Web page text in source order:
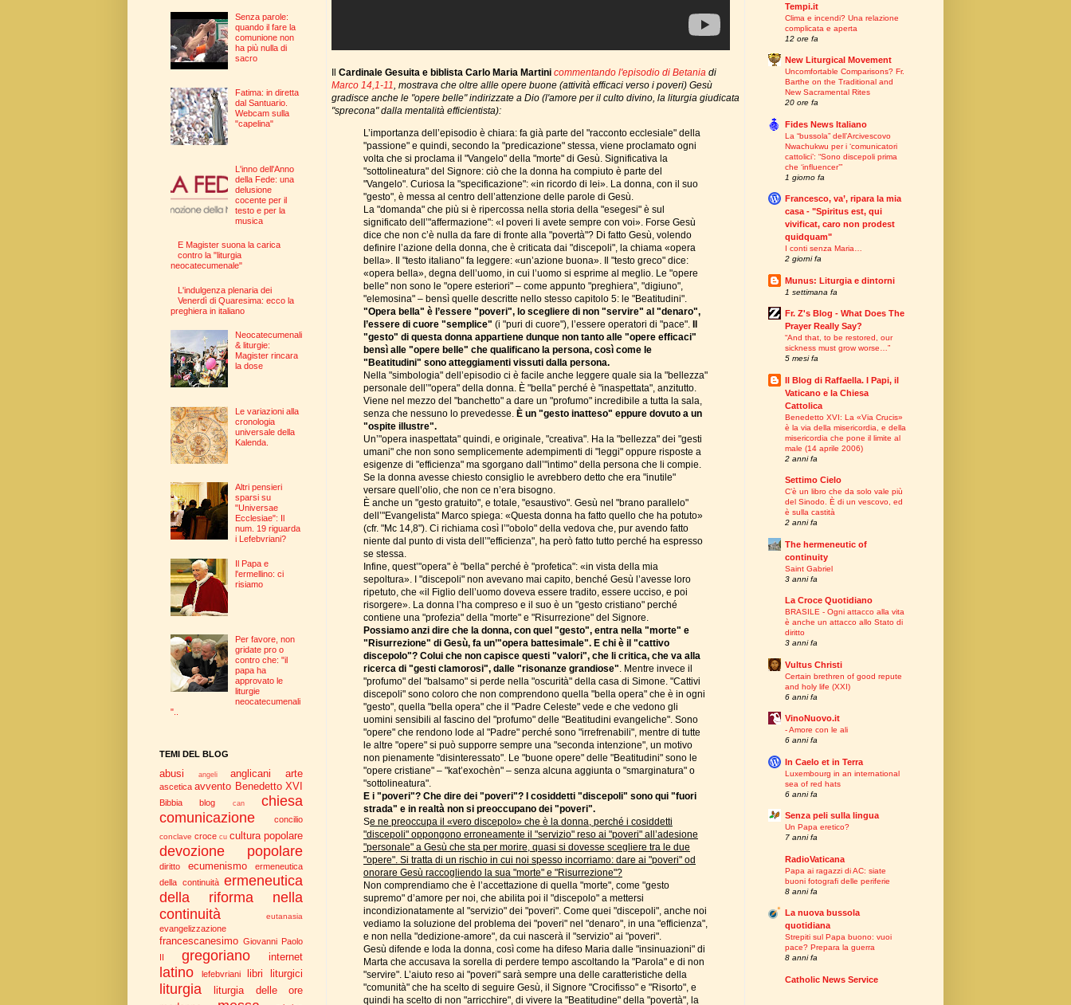
Il Cardinale Gesuita e biblista Carlo Maria Martini commentando l'episodio di Betania di
Marco 14,1-11 , mostrava che oltre allle opere buone (attività efficaci verso i poveri) Gesù
gradisce anche le "opere belle" indirizzate a Dio (l'amore per il culto divino, la liturgia giudicata
"sprecona" dalla mentalità efficientista):
L’importanza dell’episodio è chiara: fa già parte del "racconto ecclesiale" della
"passione" e quindi, secondo la "predicazione" stessa, viene proclamato ogni
volta che si proclama il "Vangelo" della "morte" di Gesù. Significativa la
"sottolineatura" del Signore: ciò che la donna ha compiuto è parte del
"Vangelo". Curiosa la "specificazione": «in ricordo di lei». La donna, con il suo
"gesto", è messa al centro dell’attenzione delle parole di Gesù.
La "domanda" che più si è ripercossa nella storia della "esegesi" è sul
significato dell’"affermazione": «I poveri li avete sempre con voi». Forse Gesù
dice che non c’è nulla da fare di fronte alla "povertà"? Di fatto Gesù, volendo
definire l’azione della donna, che è criticata dai "discepoli", la chiama «opera
bella». Il "testo italiano" fa leggere: «un’azione buona». Il "testo greco" dice:
«opera bella», degna dell’uomo, in cui l’uomo si esprime al meglio. Le "opere
belle" non sono le "opere esteriori" – come appunto "preghiera", "digiuno",
"elemosina" – bensì quelle descritte nello stesso capitolo 5: le "Beatitudini".
"Opera bella" è l’essere "poveri", lo scegliere di non "servire" al "denaro",
l’essere di cuore "semplice" (i "puri di cuore"), l’essere operatori di "pace". Il
"gesto" di questa donna appartiene dunque non tanto alle "opere efficaci"
bensì alle "opere belle" che qualificano la persona, così come le
"Beatitudini" sono atteggiamenti vissuti dalla persona.
Nella "simbologia" dell’episodio ci è facile anche leggere quale sia la "bellezza"
personale dell’"opera" della donna. È "bella" perché è "inaspettata", anzitutto.
Viene nel mezzo del "banchetto" a dare un "profumo" incredibile a tutta la sala,
senza che nessuno lo prevedesse. È un "gesto inatteso" eppure dovuto a un
"ospite illustre".
Un’"opera inaspettata" quindi, e originale, "creativa". Ha la "bellezza" dei "gesti
umani" che non sono semplicemente adempimenti di "leggi" oppure risposte a
esigenze di "efficienza" ma sgorgano dall’"intimo" della persona che li compie.
Se la donna avesse chiesto consiglio le avrebbero detto che era "inutile"
versare quell’olio, che non ce n’era bisogno.
È anche un "gesto gratuito", e totale, "esaustivo". Gesù nel "brano parallelo"
dell’"Evangelista" Marco spiega: «Questa donna ha fatto quello che ha potuto»
(cfr. "Mc 14,8"). Ci richiama così l’"obolo" della vedova che, pur avendo fatto
niente dal punto di vista dell’"efficienza", ha però fatto tutto perché ha espresso
se stessa.
Infine, quest’"opera" è "bella" perché è "profetica": «in vista della mia
sepoltura». I "discepoli" non avevano mai capito, benché Gesù l’avesse loro
ripetuto, che «il Figlio dell’uomo doveva essere tradito, essere ucciso, e poi
risorgere». La donna l’ha compreso e il suo è un "gesto cristiano" perché
contiene una "profezia" della "morte" e "Risurrezione" del Signore.
Possiamo anzi dire che la donna, con quel "gesto", entra nella "morte" e
"Risurrezione" di Gesù, fa un’"opera battesimale". E chi è il "cattivo
discepolo"? Colui che non capisce questi "valori", che li critica, che va alla
ricerca di "gesti clamorosi", dalle "risonanze grandiose" . Mentre invece il
"profumo" del "balsamo" si perde nella "oscurità" della casa di Simone. "Cattivi
discepoli" sono coloro che non comprendono quella "bella opera" che è in ogni
"gesto", quella "bella opera" che il "Padre Celeste" vede e che vedono gli
uomini sensibili al fascino del "profumo" delle "Beatitudini evangeliche". Sono
"opere" che rendono lode al "Padre" perché sono "irrefrenabili", mentre di tutte
le altre "opere" si può supporre sempre una "seconda intenzione", un motivo
non pienamente "disinteressato". Le "buone opere" delle "Beatitudini" sono le
"opere cristiane" – "kat’exochèn" – senza alcuna aggiunta o "smarginatura" o
"sottolineatura".
E i "poveri"? Che dire dei "poveri"? I cosiddetti "discepoli" sono qui "fuori
strada" e in realtà non si preoccupano dei "poveri".
Se ne preoccupa il «vero discepolo» che è la donna, perché i cosiddetti
"discepoli" oppongono erroneamente il "servizio" reso ai "poveri" all’adesione
"personale" a Gesù che sta per morire, quasi si dovesse scegliere tra le due
"opere". Si tratta di un rischio in cui noi spesso incorriamo: dare ai "poveri" od
onorare Gesù raccogliendo la sua "morte" e "Risurrezione"?
Non comprendiamo che è l’accettazione di quella "morte", come "gesto
supremo" d’amore per noi, che abilita poi il "discepolo" a mettersi
incondizionatamente al "servizio" dei "poveri". Come quei "discepoli", anche noi
vediamo la soluzione del problema dei "poveri" nel "denaro", in una "efficienza",
e non nella "dedizione-amore", da cui nascerà il "servizio" ai "poveri".
Gesù difende e loda la donna, così come ha difeso Maria dalle "insinuazioni" di
Marta che accusava la sorella di perdere tempo ascoltando la "Parola" e di non
"servire". L’aiuto reso ai "poveri" sarà sempre una delle caratteristiche della
"comunità" che ha scelto di seguire Gesù, il Signore "Crocifisso" e "Risorto", e
quindi ha scelto di non "arricchire", di vivere la "Beatitudine" della "povertà", la
Senza parole:
quando il fare la
comunione non
ha più nulla di
sacro
Fatima: in diretta
dal Santuario.
Webcam sulla
"capelina"
L'inno dell'Anno
della Fede: una
delusione
cocente per il
testo e per la
musica
E Magister suona la carica
contro la "liturgia
neocatecumenale"
L'indulgenza plenaria dei
Venerdì di Quaresima: ecco la
preghiera in italiano
Neocatecumenali
& liturgie:
Magister rincara
la dose
Le variazioni alla
cronologia
universale della
Kalenda.
Altri pensieri
sparsi su
"Universae
Ecclesiae": Il
num. 19 riguarda
i Lefebvriani?
Il Papa e
l'ermellino: ci
risiamo
Per favore, non
gridate pro o
contro che: "il
papa ha
approvato le
liturgie
neocatecumenali
"..
TEMI DEL BLOG
abusi angeli anglicani arte
ascetica avvento Benedetto XVI
Bibbia blog can
chiesa
comunicazione
concilio
conclave croce cu cultura popolare
devozione popolare
diritto ecumenismo
ermeneutica
della continuità ermeneutica
della riforma nella
continuità
eutanasia
evangelizzazione
francescanesimo Giovanni Paolo
II
gregoriano internet
latino lefebvriani libri liturgici
liturgia
liturgia delle ore
Tempi.it
Clima e incendi? Una relazione
complicata e aperta
12 ore fa
New Liturgical Movement
Uncomfortable Comparisons? Fr.
Barthe on the Traditional and
New Sacramental Rites
20 ore fa
Fides News Italiano
La “bussola” dell’Arcivescovo
Nwachukwu per i ‘comunicatori
cattolici’: “Sono discepoli prima
che ‘influencer’”
1 giorno fa
Francesco, va’, ripara la mia
casa - "Spiritus est, qui
vivificat, caro non prodest
quidquam"
I conti senza Maria…
2 giorni fa
Munus: Liturgia e dintorni
1 settimana fa
Fr. Z's Blog - What Does The
Prayer Really Say?
“And that, to be restored, our
sickness must grow worse…”
5 mesi fa
Il Blog di Raffaella. I Papi, il
Vaticano e la Chiesa
Cattolica
Benedetto XVI: La «Via Crucis»
è la via della misericordia, e della
misericordia che pone il limite al
male (14 aprile 2006)
2 anni fa
Settimo Cielo
C’è un libro che da solo vale più
del Sinodo. È di un vescovo, ed
è sulla castità
2 anni fa
The hermeneutic of
continuity
Saint Gabriel
3 anni fa
La Croce Quotidiano
BRASILE - Ogni attacco alla vita
è anche un attacco allo Stato di
diritto
3 anni fa
Vultus Christi
Certain brethren of good repute
and holy life (XXI)
6 anni fa
VinoNuovo.it
- Amore con le ali
6 anni fa
In Caelo et in Terra
Luxembourg in an international
sea of red hats
6 anni fa
Senza peli sulla lingua
Un Papa eretico?
7 anni fa
RadioVaticana
Papa ai ragazzi di AC: siate
buoni fotografi delle periferie
8 anni fa
La nuova bussola
quotidiana
Strepiti sul Papa buono: vuoi
pace? Prepara la guerra
8 anni fa
Catholic News Service